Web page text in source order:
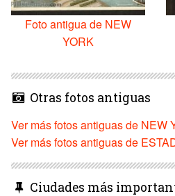
Foto antigua de NEW
YORK
Otras fotos antiguas
Ver más fotos antiguas de NEW
Ver más fotos antiguas de
Ciudades más